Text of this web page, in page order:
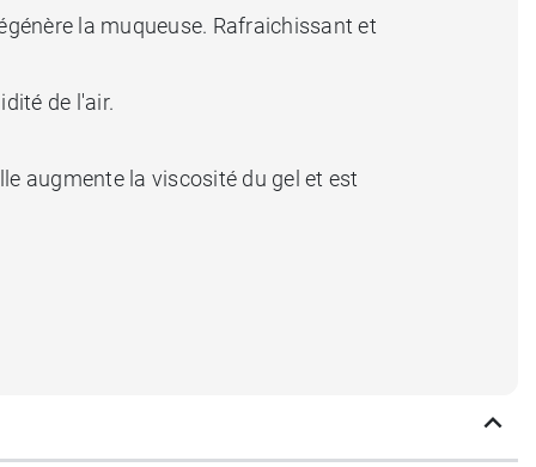
la muqueuse. Rafraichissant et
de l'air.
augmente la viscosité du gel et est